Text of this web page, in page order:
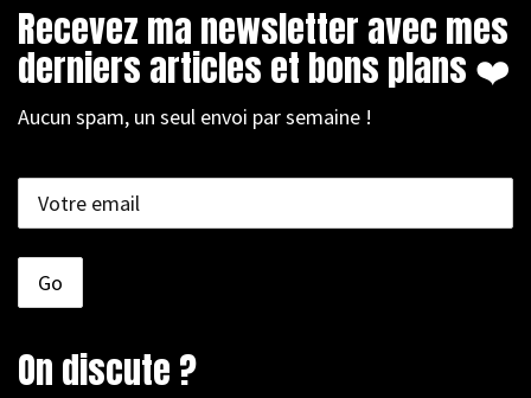
Recevez ma newsletter avec mes
derniers articles et bons plans ❤️
Aucun spam, un seul envoi par semaine !
On discute ?